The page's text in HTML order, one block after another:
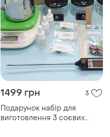
1499 грн 3
Подарунок набір для
виготовлення 3 соєвих